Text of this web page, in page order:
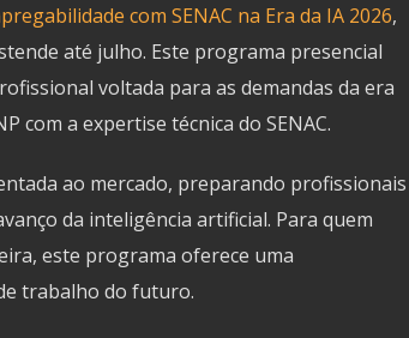
com SENAC na Era da IA 2026,
até julho. Este programa presencial
voltada para as demandas da era
com a expertise técnica do SENAC.
ao mercado, preparando profissionais
da inteligência artificial. Para quem
este programa oferece uma
trabalho do futuro.